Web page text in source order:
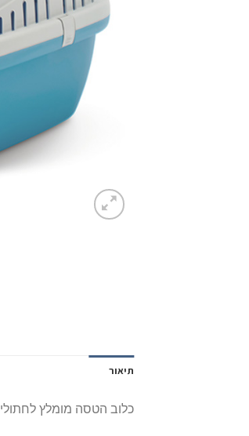
תיאור
כלוב הטסה מומלץ לחתולים